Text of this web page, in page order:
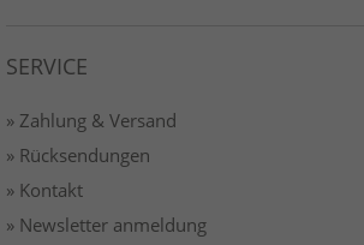
SERVICE
» Zahlung & Versand
» Rücksendungen
» Kontakt
» Newsletter anmeldung